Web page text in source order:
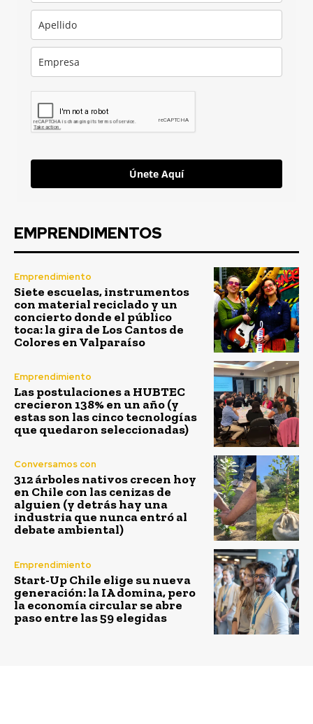
Únete Aquí
EMPRENDIMENTOS
Emprendimiento
Siete escuelas, instrumentos
con material reciclado y un
concierto donde el público
toca: la gira de Los Cantos de
Colores en Valparaíso
Emprendimiento
Las postulaciones a HUBTEC
crecieron 138% en un año (y
estas son las cinco tecnologías
que quedaron seleccionadas)
Conversamos con
312 árboles nativos crecen hoy
en Chile con las cenizas de
alguien (y detrás hay una
industria que nunca entró al
debate ambiental)
Emprendimiento
Start-Up Chile elige su nueva
generación: la IA domina, pero
la economía circular se abre
paso entre las 59 elegidas